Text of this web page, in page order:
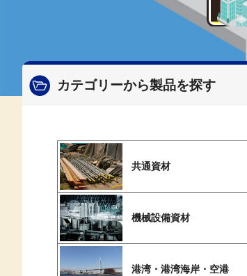
カテゴリーから製品を探す
共通資材
機械設備資材
港湾・港湾海岸・空港